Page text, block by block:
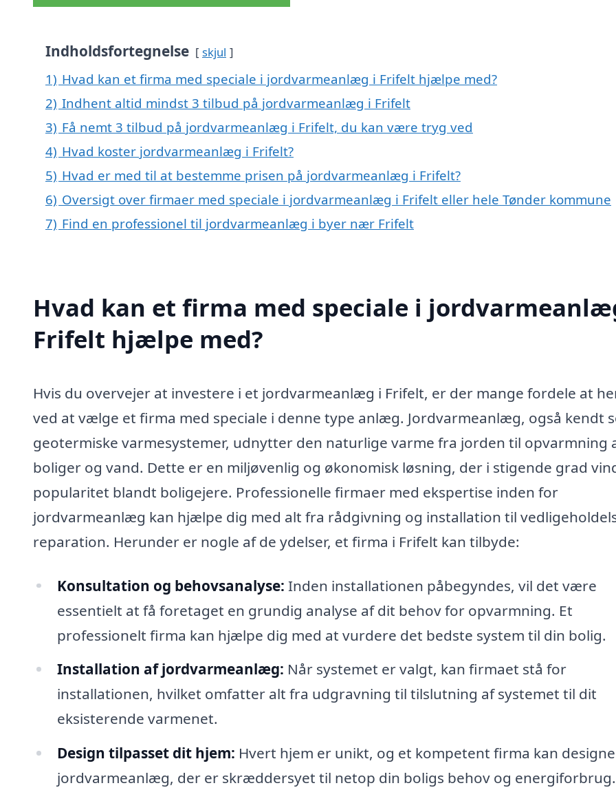
Indholdsfortegnelse skjul
1) Hvad kan et firma med speciale i jordvarmeanlæg i Frifelt hjælpe med?
2) Indhent altid mindst 3 tilbud på jordvarmeanlæg i Frifelt
3) Få nemt 3 tilbud på jordvarmeanlæg i Frifelt, du kan være tryg ved
4) Hvad koster jordvarmeanlæg i Frifelt?
5) Hvad er med til at bestemme prisen på jordvarmeanlæg i Frifelt?
6) Oversigt over firmaer med speciale i jordvarmeanlæg i Frifelt eller hele Tønder kommune
7) Find en professionel til jordvarmeanlæg i byer nær Frifelt
Hvad kan et firma med speciale i
Frifelt hjælpe med?
Hvis du overvejer at investere i et jordvarmeanlæg i Frifelt, er der mange fordele at
ved at vælge et firma med speciale i denne type anlæg. Jordvarmeanlæg, også kendt
geotermiske varmesystemer, udnytter den naturlige varme fra jorden til opvarmning
boliger og vand. Dette er en miljøvenlig og økonomisk løsning, der i stigende grad
popularitet blandt boligejere. Professionelle firmaer med ekspertise inden for
jordvarmeanlæg kan hjælpe dig med alt fra rådgivning og installation til
reparation. Herunder er nogle af de ydelser, et firma i Frifelt kan tilbyde:
Konsultation og behovsanalyse: Inden installationen påbegyndes, vil det være
essentielt at få foretaget en grundig analyse af dit behov for opvarmning. Et
professionelt firma kan hjælpe dig med at vurdere det bedste system til din bolig.
Installation af jordvarmeanlæg: Når systemet er valgt, kan firmaet stå for
installationen, hvilket omfatter alt fra udgravning til tilslutning af systemet til dit
eksisterende varmenet.
Design tilpasset dit hjem: Hvert hjem er unikt, og et kompetent firma kan
jordvarmeanlæg, der er skræddersyet til netop din boligs behov og energiforbrug.